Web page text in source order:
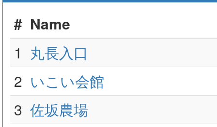
# Name
1 丸長入口
2 いこい会館
3 佐坂農場